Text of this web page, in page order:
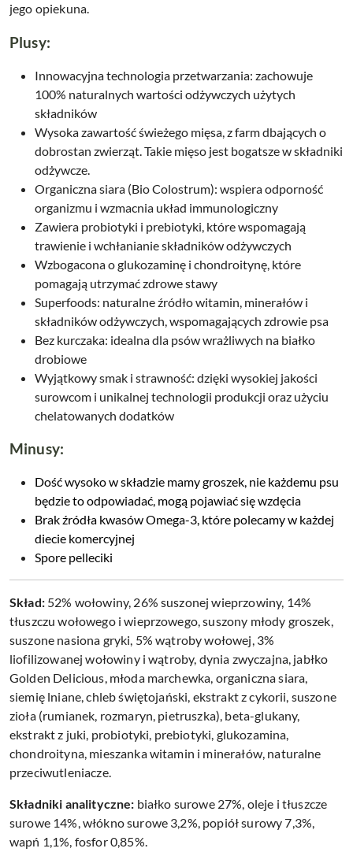
jego opiekuna.
Plusy:
Innowacyjna technologia przetwarzania: zachowuje
100% naturalnych wartości odżywczych użytych
składników
Wysoka zawartość świeżego mięsa, z farm dbających o
dobrostan zwierząt. Takie mięso jest bogatsze w składniki
odżywcze.
Organiczna siara (Bio Colostrum): wspiera odporność
organizmu i wzmacnia układ immunologiczny
Zawiera probiotyki i prebiotyki, które wspomagają
trawienie i wchłanianie składników odżywczych
Wzbogacona oglukozaminę i chondroitynę, które
pomagają utrzymać zdrowe stawy
Superfoods: naturalne źródło witamin, minerałów i
składników odżywczych, wspomagających zdrowie psa
Bez kurczaka: idealna dla psów wrażliwych na białko
drobiowe
Wyjątkowy smak i strawność: dzięki wysokiej jakości
surowcom i unikalnej technologii produkcji oraz użyciu
chelatowanych dodatków
Minusy:
Dość wysoko w składzie mamy groszek, nie każdemu psu
będzie to odpowiadać, mogą pojawiać się wzdęcia
Brak źródła kwasów Omega-3, które polecamy w każdej
diecie komercyjnej
Spore pelleciki
Skład: 52% wołowiny, 26% suszonej wieprzowiny, 14%
tłuszczu wołowego i wieprzowego, suszony młody groszek,
suszone nasiona gryki, 5% wątroby wołowej, 3%
liofilizowanej wołowiny i wątroby, dynia zwyczajna, jabłko
Golden Delicious, młoda marchewka, organiczna siara,
siemię lniane, chleb świętojański, ekstrakt z cykorii, suszone
zioła (rumianek, rozmaryn, pietruszka), beta-glukany,
ekstrakt z juki, probiotyki, prebiotyki, glukozamina,
chondroityna, mieszanka witamin i minerałów, naturalne
przeciwutleniacze.
Składniki analityczne: białko surowe 27%, oleje i tłuszcze
surowe 14%, włókno surowe 3,2%, popiół surowy 7,3%,
wapń 1,1%, fosfor 0,85%.